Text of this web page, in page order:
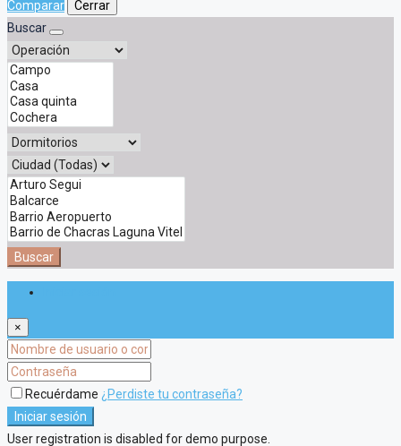
Comparar
Cerrar
Buscar
Buscar
×
Recuérdame ¿Perdiste tu contraseña?
Iniciar sesión
User registration is disabled for demo purpose.